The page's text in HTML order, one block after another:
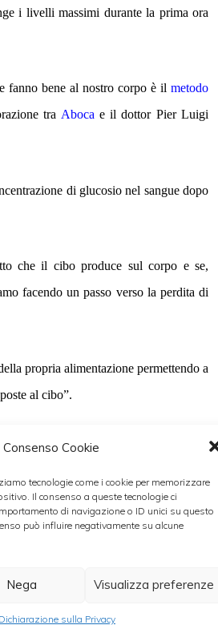
Cookie
tecnologie come i cookie per memorizzare
Il consenso a queste tecnologie ci
di navigazione o ID unici su questo
può influire negativamente su alcune
Nega Visualizza preferenze
sulla Privacy
i livelli massimi durante la prima ora
fanno bene al nostro corpo è il metodo
tra Aboca e il dottor Pier Luigi
di glucosio nel sangue dopo
che il cibo produce sul corpo e se,
facendo un passo verso la perdita di
propria alimentazione permettendo a
al cibo”.
bisogna utilizzare è il glucometro.
personali risposte al cibo.
basale, cioè la glicemia a digiuno,
misurare la glicemia 60 minuti dopo i